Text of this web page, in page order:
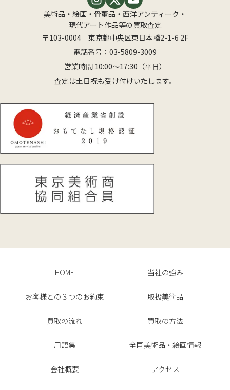
美術品・絵画・骨董品・西洋アンティーク・
現代アート作品等の買取査定
〒103-0004 東京都中央区東日本橋2-1-6 2F
電話番号： 03-5809-3009
営業時間 10:00〜17:30（平日）
査定は土日祝も受け付けいたします。
HOME 当社の強み
お客様との３つのお約束 取扱美術品
買取の流れ 買取の方法
用語集 全国美術品・絵画情報
会社概要 アクセス